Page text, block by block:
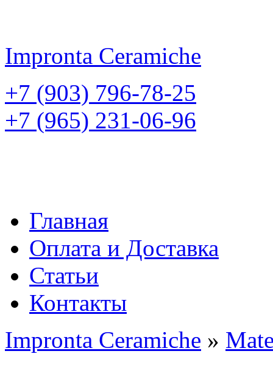
Impronta Ceramiche
+7 (903) 796-78-25
+7 (965) 231-06-96
Главная
Оплата и Доставка
Статьи
Контакты
Impronta Ceramiche »